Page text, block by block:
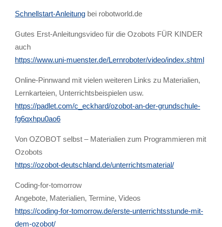
Schnellstart-Anleitung bei robotworld.de
Gutes Erst-Anleitungsvideo für die Ozobots FÜR KINDER
auch
https://www.uni-muenster.de/Lernroboter/video/index.shtml
Online-Pinnwand mit vielen weiteren Links zu Materialien,
Lernkarteien, Unterrichtsbeispielen usw.
https://padlet.com/c_eckhard/ozobot-an-der-grundschule-
fg6qxhpu0ao6
Von OZOBOT selbst – Materialien zum Programmieren mit
Ozobots
https://ozobot-deutschland.de/unterrichtsmaterial/
Coding-for-tomorrow
Angebote, Materialien, Termine, Videos
https://coding-for-tomorrow.de/erste-unterrichtsstunde-mit-
dem-ozobot/